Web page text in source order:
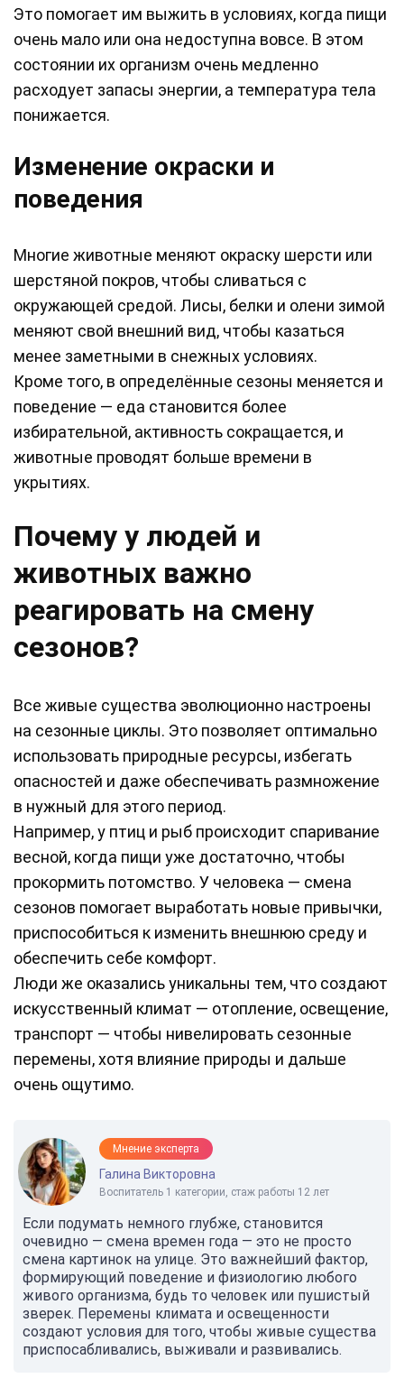
Это помогает им выжить в условиях, когда пищи
очень мало или она недоступна вовсе. В этом
состоянии их организм очень медленно
расходует запасы энергии, а температура тела
понижается.
Изменение окраски и
поведения
Многие животные меняют окраску шерсти или
шерстяной покров, чтобы сливаться с
окружающей средой. Лисы, белки и олени зимой
меняют свой внешний вид, чтобы казаться
менее заметными в снежных условиях.
Кроме того, в определённые сезоны меняется и
поведение — еда становится более
избирательной, активность сокращается, и
животные проводят больше времени в
укрытиях.
Почему у людей и
животных важно
реагировать на смену
сезонов?
Все живые существа эволюционно настроены
на сезонные циклы. Это позволяет оптимально
использовать природные ресурсы, избегать
опасностей и даже обеспечивать размножение
в нужный для этого период.
Например, у птиц и рыб происходит спаривание
весной, когда пищи уже достаточно, чтобы
прокормить потомство. У человека — смена
сезонов помогает выработать новые привычки,
приспособиться к изменить внешнюю среду и
обеспечить себе комфорт.
Люди же оказались уникальны тем, что создают
искусственный климат — отопление, освещение,
транспорт — чтобы нивелировать сезонные
перемены, хотя влияние природы и дальше
очень ощутимо.
Мнение эксперта
Галина Викторовна
Воспитатель 1 категории, стаж работы 12 лет
Если подумать немного глубже, становится
очевидно — смена времен года — это не просто
смена картинок на улице. Это важнейший фактор,
формирующий поведение и физиологию любого
живого организма, будь то человек или пушистый
зверек. Перемены климата и освещенности
создают условия для того, чтобы живые существа
приспосабливались, выживали и развивались.